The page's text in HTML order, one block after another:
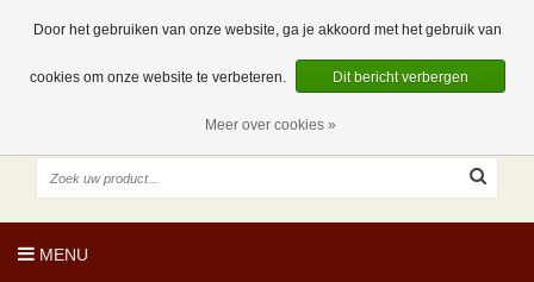
0 Artikelen
NL
EUR
MENU
Door het gebruiken van onze website, ga je akkoord met het gebruik van
cookies om onze website te verbeteren. Dit bericht verbergen
Meer over cookies »